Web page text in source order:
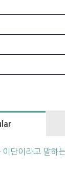
이단이라고 말하